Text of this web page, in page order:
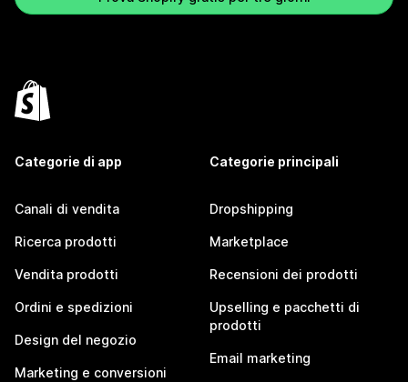
Categorie di app
Canali di vendita
Ricerca prodotti
Vendita prodotti
Ordini e spedizioni
Design del negozio
Marketing e conversioni
Categorie principali
Dropshipping
Marketplace
Recensioni dei prodotti
Upselling e pacchetti di
prodotti
Email marketing